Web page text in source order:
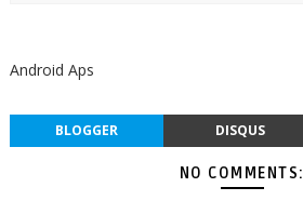
Android Aps
BLOGGER DISQUS
NO COMMENTS: